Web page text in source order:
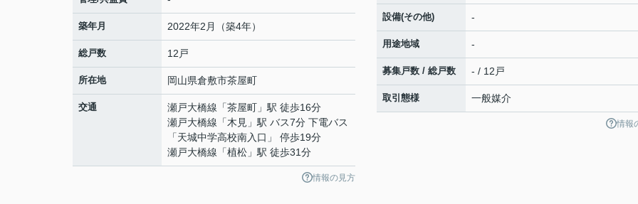
築年月 2022年2月（築4年）
総戸数 12戸
所在地 岡山県倉敷市茶屋町
交通 瀬戸大橋線 「茶屋町 」駅 徒歩16分
瀬戸大橋線 「木見 」駅 バス7分 下電バス
「天城中学高校南入口」 停歩19分
瀬戸大橋線 「植松 」駅 徒歩31分
情報の見方
設備(その他) -
用途地域 -
募集戸数 / 総戸数 - / 12戸
取引態様 一般媒介
情報